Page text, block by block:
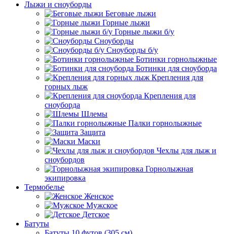
Лыжи и сноуборды
Беговые лыжи
Горные лыжи
Горные лыжи б/у
Сноуборды
Сноуборды б/у
Ботинки горнолыжные
Ботинки для сноуборда
Крепления для
горных лыж
Крепления для
сноуборда
Шлемы
Палки горнолыжные
Защита
Маски
Чехлы для лыж и
сноубордов
Горнолыжная
экипировка
Термобелье
Женское
Мужское
Детское
Батуты